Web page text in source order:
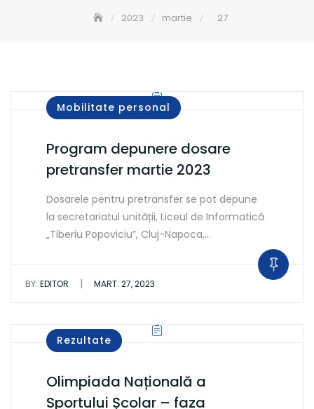
2023 martie 27
Mobilitate personal
Program depunere dosare
pretransfer martie 2023
Dosarele pentru pretransfer se pot depune
la secretariatul unității, Liceul de Informatică
„Tiberiu Popoviciu”, Cluj-Napoca,…
BY: EDITOR | MART. 27, 2023
Rezultate
Olimpiada Națională a
Sportului Școlar – faza